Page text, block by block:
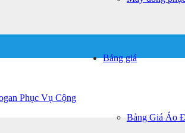
Bảng giá
Bảng Giá Áo